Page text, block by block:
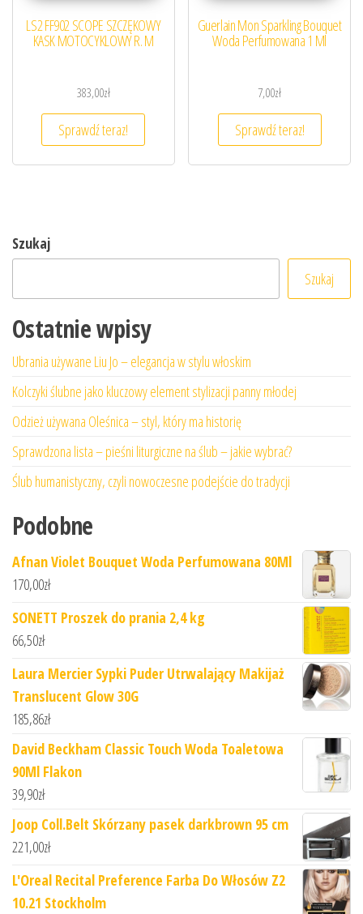
LS2 FF902 SCOPE SZCZĘKOWY
KASK MOTOCYKLOWY R. M
383,00zł
Sprawdź teraz!
Guerlain Mon Sparkling Bouquet
Woda Perfumowana 1 Ml
7,00zł
Sprawdź teraz!
Szukaj
Szukaj
Ostatnie wpisy
Ubrania używane Liu Jo – elegancja w stylu włoskim
Kolczyki ślubne jako kluczowy element stylizacji panny młodej
Odzież używana Oleśnica – styl, który ma historię
Sprawdzona lista – pieśni liturgiczne na ślub – jakie wybrać?
Ślub humanistyczny, czyli nowoczesne podejście do tradycji
Podobne
Afnan Violet Bouquet Woda Perfumowana 80Ml
170,00zł
SONETT Proszek do prania 2,4 kg
66,50zł
Laura Mercier Sypki Puder Utrwalający Makijaż
Translucent Glow 30G
185,86zł
David Beckham Classic Touch Woda Toaletowa
90Ml Flakon
39,90zł
Joop Coll.Belt Skórzany pasek darkbrown 95 cm
221,00zł
L'Oreal Recital Preference Farba Do Włosów Z2
10.21 Stockholm